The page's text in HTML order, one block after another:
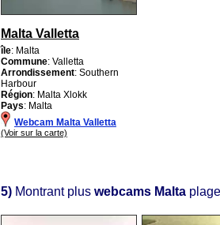
Malta Valletta
île: Malta
Commune: Valletta
Arrondissement: Southern
Harbour
Région: Malta Xlokk
Pays: Malta
Webcam Malta Valletta
(Voir sur la carte)
5) Montrant plus webcams Malta